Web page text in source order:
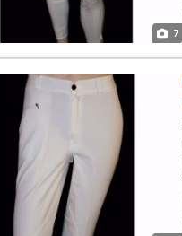
7